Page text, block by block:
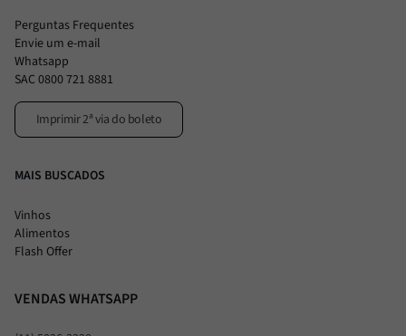
Perguntas Frequentes
Envie um e-mail
Whatsapp
SAC 0800 721 8881
Imprimir 2ª via do boleto
MAIS BUSCADOS
Vinhos
Alimentos
Flash Offer
VENDAS WHATSAPP